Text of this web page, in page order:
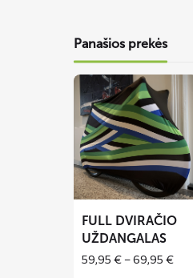
Panašios prekės
Lees
meer
over
FULL
dviračio
uždangalas
FULL DVIRAČIO
UŽDANGALAS
59,95 €–69,95 €Price